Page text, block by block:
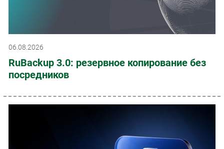
06.08.2026
RuBackup 3.0: резервное копирование без
посредников